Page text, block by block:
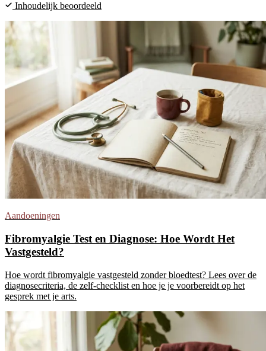
Inhoudelijk beoordeeld
Aandoeningen
Fibromyalgie Test en Diagnose: Hoe Wordt Het
Vastgesteld?
Hoe wordt fibromyalgie vastgesteld zonder bloedtest? Lees over de
diagnosecriteria, de zelf-checklist en hoe je je voorbereidt op het
gesprek met je arts.